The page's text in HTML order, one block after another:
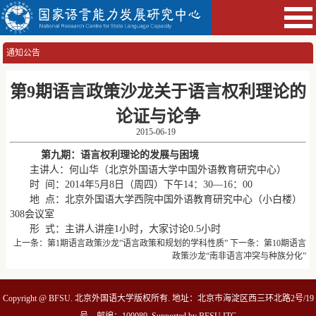
通知公告
第9期语言政策沙龙关于语言权利理论的
论证与论争
2015-06-19
第九期：语言权利理论的发展与困境
主讲人：何山华（北京外国语大学中国外语教育研究中心）
时 间：2014年5月8日（周四）下午14：30—16：00
地 点：北京外国语大学西院中国外语教育研究中心（小白楼）
308会议室
形 式：主讲人讲座1小时，大家讨论0.5小时
上一条：第1期语言政策沙龙”语言政策和规划的学科性质” 下一条：第10期语言
政策沙龙“南非语言冲突与种族分化”
Copyright @ BFSU. 北京外国语大学版权所有. 地址：北京市海淀区西三环北路2号/19